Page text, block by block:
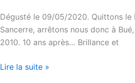
Dégusté le 09/05/2020. Quittons le
Sancerre, arrêtons nous donc à
2010. 10 ans après… Brillance et
Sancerre
Lire la suite »